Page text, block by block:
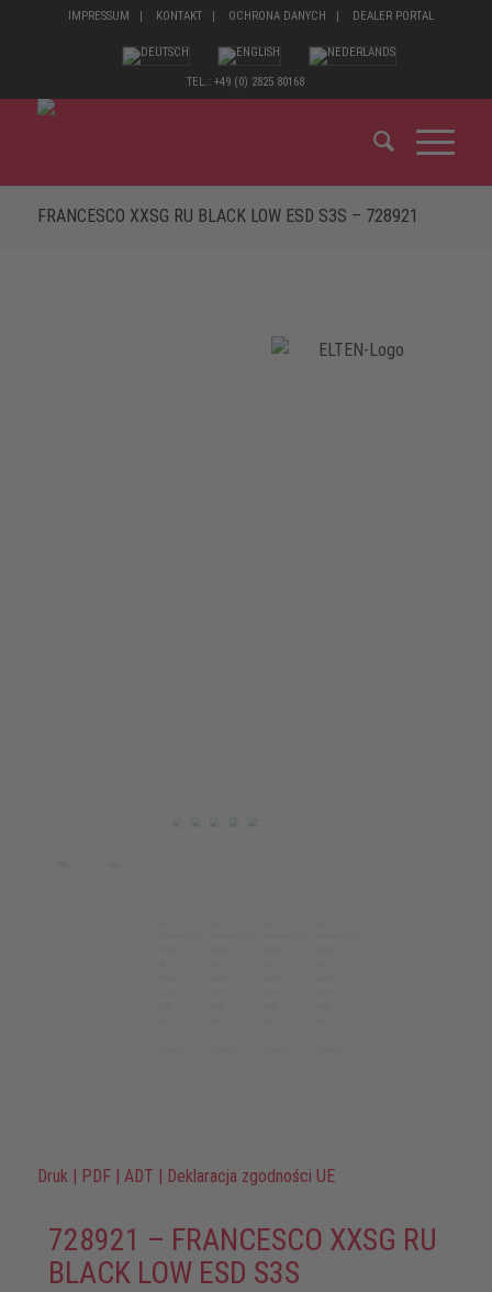
IMPRESSUM KONTAKT OCHRONA DANYCH DEALER PORTAL
TEL.: +49 (0) 2825 80168
FRANCESCO XXSG RU BLACK LOW ESD S3S – 728921
Druk | PDF | ADT | Deklaracja zgodności UE
728921 – FRANCESCO XXSG RU
BLACK LOW ESD S3S